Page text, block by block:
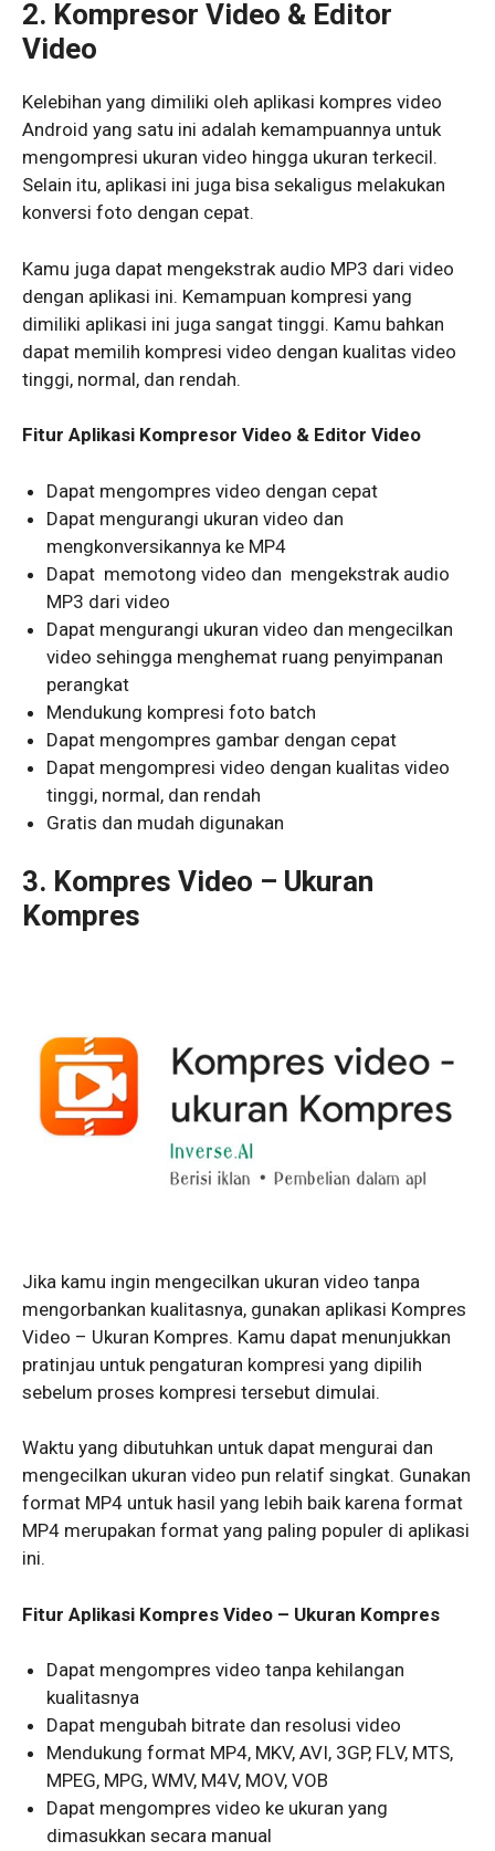
2. Kompresor Video & Editor
Video
Kelebihan yang dimiliki oleh aplikasi kompres video
Android yang satu ini adalah kemampuannya untuk
mengompresi ukuran video hingga ukuran terkecil.
Selain itu, aplikasi ini juga bisa sekaligus melakukan
konversi foto dengan cepat.
Kamu juga dapat mengekstrak audio MP3 dari video
dengan aplikasi ini. Kemampuan kompresi yang
dimiliki aplikasi ini juga sangat tinggi. Kamu bahkan
dapat memilih kompresi video dengan kualitas video
tinggi, normal, dan rendah.
Fitur Aplikasi Kompresor Video & Editor Video
Dapat mengompres video dengan cepat
Dapat mengurangi ukuran video dan
mengkonversikannya ke MP4
Dapat memotong video dan mengekstrak audio
MP3 dari video
Dapat mengurangi ukuran video dan mengecilkan
video sehingga menghemat ruang penyimpanan
perangkat
Mendukung kompresi foto batch
Dapat mengompres gambar dengan cepat
Dapat mengompresi video dengan kualitas video
tinggi, normal, dan rendah
Gratis dan mudah digunakan
3. Kompres Video – Ukuran
Kompres
Jika kamu ingin mengecilkan ukuran video tanpa
mengorbankan kualitasnya, gunakan aplikasi Kompres
Video – Ukuran Kompres. Kamu dapat menunjukkan
pratinjau untuk pengaturan kompresi yang dipilih
sebelum proses kompresi tersebut dimulai.
Waktu yang dibutuhkan untuk dapat mengurai dan
mengecilkan ukuran video pun relatif singkat. Gunakan
format MP4 untuk hasil yang lebih baik karena format
MP4 merupakan format yang paling populer di aplikasi
ini.
Fitur Aplikasi Kompres Video – Ukuran Kompres
Dapat mengompres video tanpa kehilangan
kualitasnya
Dapat mengubah bitrate dan resolusi video
Mendukung format MP4, MKV, AVI, 3GP, FLV, MTS,
MPEG, MPG, WMV, M4V, MOV, VOB
Dapat mengompres video ke ukuran yang
dimasukkan secara manual